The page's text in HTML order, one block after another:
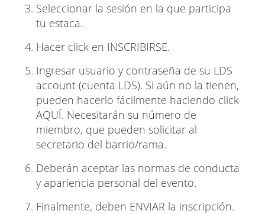
Seleccionar la sesión en la que participa
tu estaca.
Hacer click en INSCRIBIRSE.
Ingresar usuario y contraseña de su LDS
account (cuenta LDS). Si aún no la tienen,
pueden hacerlo fácilmente haciendo click
AQUÍ. Necesitarán su número de
miembro, que pueden solicitar al
secretario del barrio/rama.
Deberán aceptar las normas de conducta
y apariencia personal del evento.
Finalmente, deben ENVIAR la inscripción.